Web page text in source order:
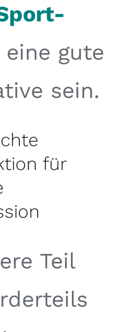
gute
sein.
für
Teil